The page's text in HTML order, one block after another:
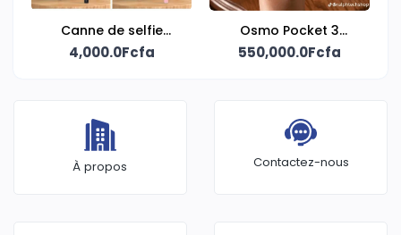
Canne de selfie
extensible
4,000.0Fcfa
Osmo Pocket 3
Creator Combo
550,000.0Fcfa
À propos Contactez-nous